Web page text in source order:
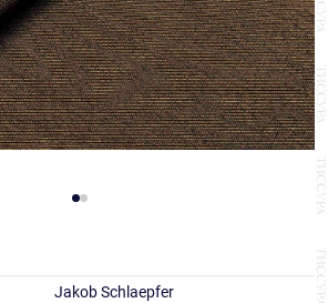
Jakob Schlaepfer